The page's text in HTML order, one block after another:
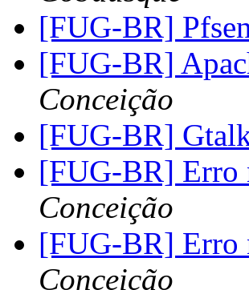
[FUG-BR]
[FUG-BR]
Conceição
[FUG-BR]
[FUG-BR] Erro
Conceição
[FUG-BR] Erro
Conceição